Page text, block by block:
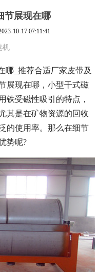
节展现在哪
10-17 07:11:41
机
哪_推荐合适厂家皮带及
展现在哪，小型干式磁
铁受磁性吸引的特点，
其是在矿物资源的回收
的使用率。那么在细节
势呢?